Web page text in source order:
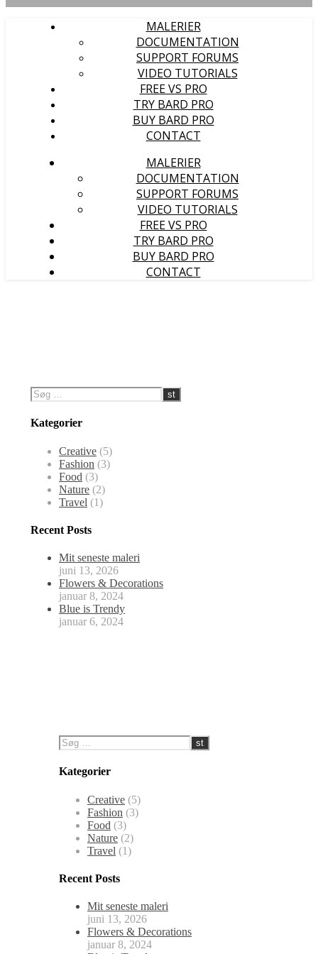
MALERIER
DOCUMENTATION
SUPPORT FORUMS
VIDEO TUTORIALS
FREE VS PRO
TRY BARD PRO
BUY BARD PRO
CONTACT
MALERIER
DOCUMENTATION
SUPPORT FORUMS
VIDEO TUTORIALS
FREE VS PRO
TRY BARD PRO
BUY BARD PRO
CONTACT
Kategorier
Creative (5)
Fashion (3)
Food (3)
Nature (2)
Travel (1)
Recent Posts
Mit seneste maleri
juni 13, 2026
Flowers & Decorations
januar 8, 2024
Blue is Trendy
januar 6, 2024
Kategorier
Creative (5)
Fashion (3)
Food (3)
Nature (2)
Travel (1)
Recent Posts
Mit seneste maleri
juni 13, 2026
Flowers & Decorations
januar 8, 2024